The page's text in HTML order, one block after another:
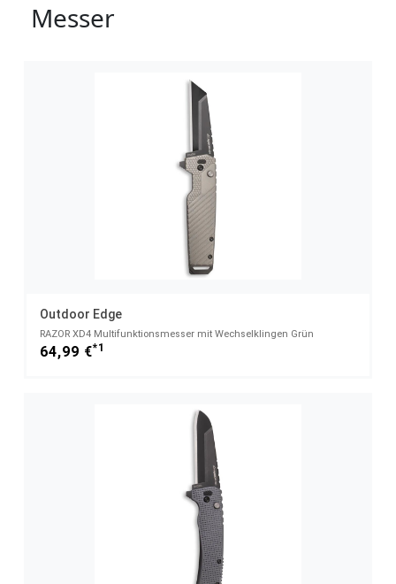
Messer
Outdoor Edge
RAZOR XD4 Multifunktionsmesser mit Wechselklingen Grün
64,99 €*1